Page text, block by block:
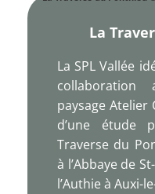
La
La SPL Vallée
paysage Atelier
d’une
Traverse du
à l’Abbaye de
l’Authie à Auxi-